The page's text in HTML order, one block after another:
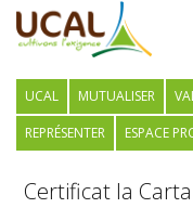
UCAL MUTUALISER
REPRÉSENTER
ESPACE
Certificat la